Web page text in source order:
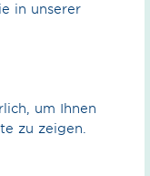
Tenorziffer 3 lit
Bericht
in unserer
um Ihnen
zu zeigen.